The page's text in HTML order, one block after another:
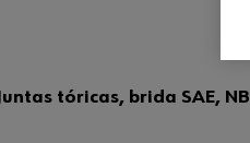
Juntas tóricas, brida SAE,